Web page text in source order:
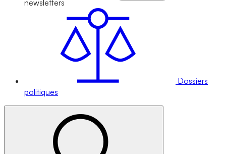
newsletters
Dossiers
politiques